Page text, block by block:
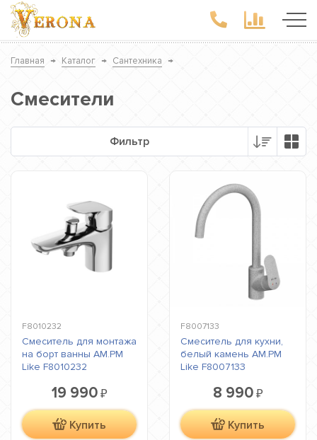
Главная → Каталог → Сантехника →
Смесители
Фильтр
F8010232
Смеситель для монтажа
на борт ванны AM.PM
Like F8010232
19 990₽
Купить
F8007133
Смеситель для кухни,
белый камень AM.PM
Like F8007133
8 990₽
Купить